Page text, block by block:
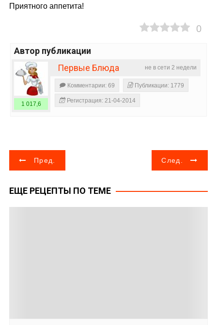
Приятного аппетита!
0
Автор публикации
не в сети 2 недели
Первые Блюда
1 017,6
Комментарии: 69 Публикации: 1779
Регистрация: 21-04-2014
Н
в
Пред. След.
ЕЩЕ РЕЦЕПТЫ ПО ТЕМЕ